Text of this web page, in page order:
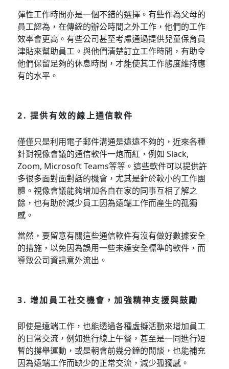
彈性工作時間亦是一個不錯的選擇。有些作為父母的
員工認為，在傳統的辦公時間之外工作，他們的工作
效率會更高。有些公司甚至考慮通過提供兒童保育員
津貼來幫助員工。與他們清楚訂立工作時間，有助令
他們保留足夠的休息時間，才能使其工作態度維持應
有的水平。
2. 提供有效的線上通信軟件
僅僅只是利用電子郵件溝通是遠遠不夠的，近來各種
針對視像會議的通信軟件一炮而紅，例如 Slack,
Zoom, Microsoft Teams等等。這些軟件可以提供許
多很多面對面對話的機會，尤其是針於較小的工作團
體。視像會議能夠增加各自在家的同事互相了解之
餘，也有助於減少員工因為遠端工作而產生的孤獨
感。
當然，要留意有關這些通信軟件有沒有做好數據安全
的措施，以免因為誤用一些未達安全標準的軟件，而
導致公司資訊意外流出。
3. 增加員工社交機會，加強精神支援與鼓勵
即使是遠端工作，也能透過各種虛擬活動來增加員工
的日常交流，例如進行線上午餐，甚至是一同進行短
暫的撐舉運動，或是朝會前幾分鐘的閒談，也能補充
因為遠端工作而缺少的正常交流，減少孤獨感。